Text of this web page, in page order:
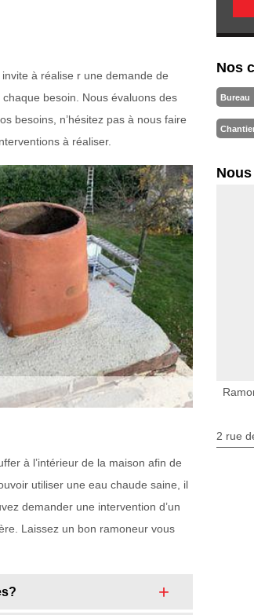
à réalise r une demande de
besoin. Nous évaluons des
besoins, n’hésitez pas à nous faire
à réaliser.
à l’intérieur de la maison afin de
utiliser une eau chaude saine, il
demander une intervention d’un
Laissez un bon ramoneur vous
Nos
Bureau
2 rue